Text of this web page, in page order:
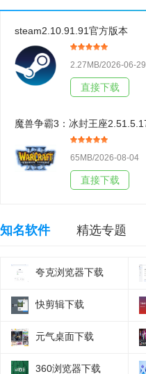
steam2.10.91.91官方版本
2.27MB/2026-06-29
直接下载
65MB/2026-08-04
直接下载
知名软件 精选专题
夸克浏览器下载
快剪辑下载
元气桌面下载
360浏览器下载